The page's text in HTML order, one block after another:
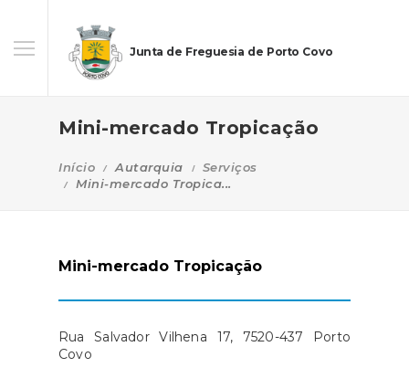
Junta de Freguesia de Porto Covo
Mini-mercado Tropicação
Início Autarquia
Serviços
Mini-mercado Tropica...
Mini-mercado Tropicação
Rua Salvador Vilhena 17, 7520-437 Porto
Covo